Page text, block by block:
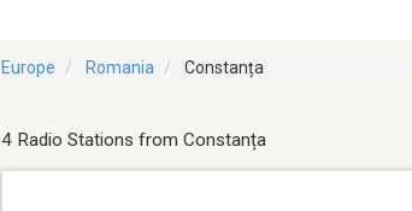
Europe Romania Constanța
4 Radio Stations from Constanța